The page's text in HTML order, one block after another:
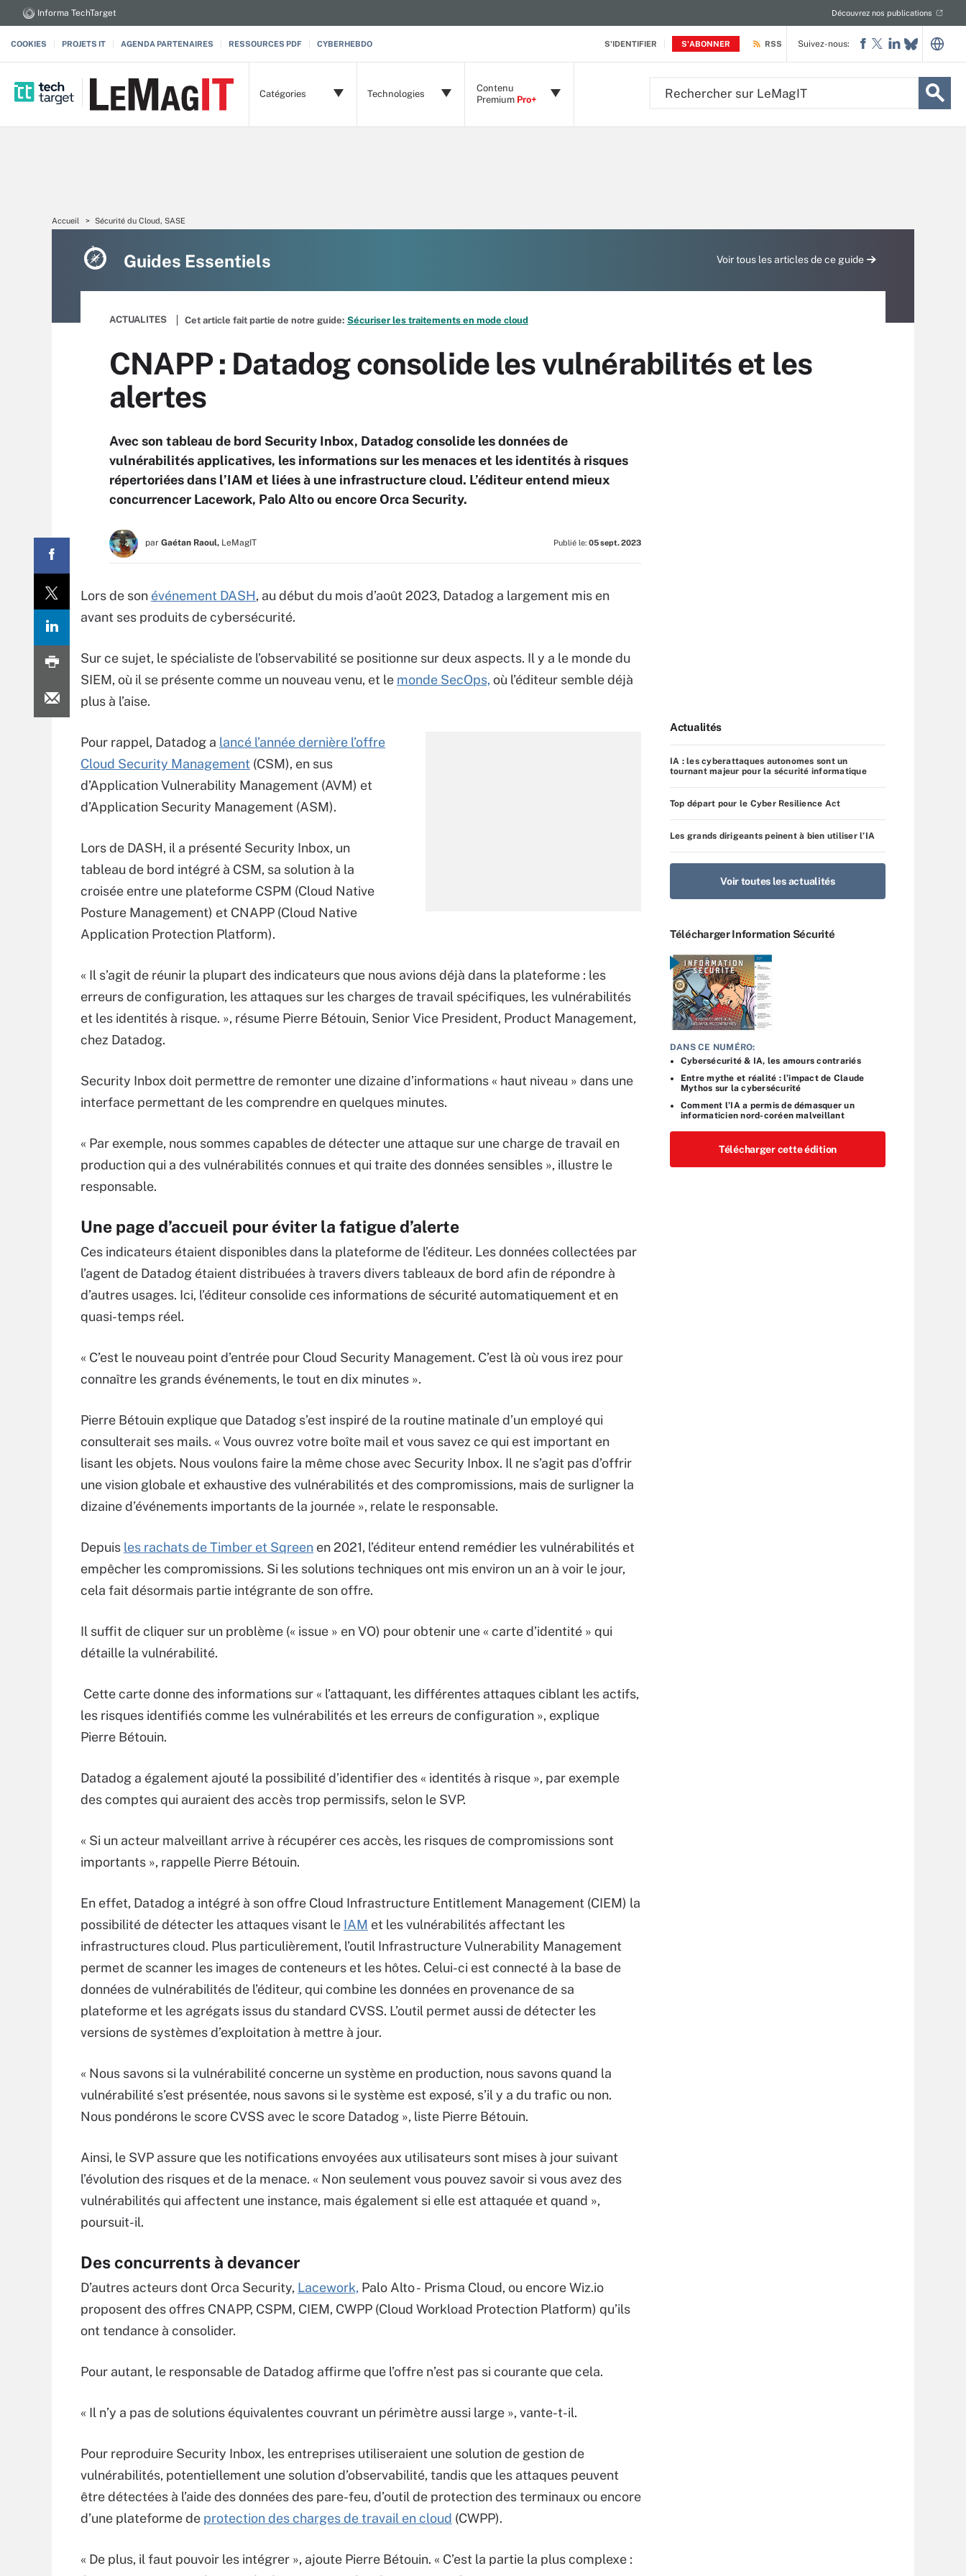
S'IDENTIFIER S'ABONNER
Informa TechTarget Découvrez nos publications
COOKIES PROJETS IT AGENDA PARTENAIRES RESSOURCES PDF CYBERHEBDO RSS
Catégories Technologies
Contenu
Premium Pro+
Suivez-nous:
Accueil Sécurité du Cloud, SASE
Guides Essentiels Voir tous les articles de ce guide
ACTUALITES Cet article fait partie de notre guide: Sécuriser les traitements en mode cloud
CNAPP : Datadog consolide les vulnérabilités et les
alertes
Avec son tableau de bord Security Inbox, Datadog consolide les données de
vulnérabilités applicatives, les informations sur les menaces et les identités à risques
répertoriées dans l’IAM et liées à une infrastructure cloud. L’éditeur entend mieux
concurrencer Lacework, Palo Alto ou encore Orca Security.
par Gaétan Raoul, LeMagIT Publié le: 05 sept. 2023
Lors de son événement DASH, au début du mois d’août 2023, Datadog a largement mis en
avant ses produits de cybersécurité.
Sur ce sujet, le spécialiste de l’observabilité se positionne sur deux aspects. Il y a le monde du
SIEM, où il se présente comme un nouveau venu, et le monde SecOps, où l’éditeur semble déjà
plus à l’aise.
Pour rappel, Datadog a lancé l’année dernière l’offre
Cloud Security Management (CSM), en sus
d’Application Vulnerability Management (AVM) et
d’Application Security Management (ASM).
Lors de DASH, il a présenté Security Inbox, un
tableau de bord intégré à CSM, sa solution à la
croisée entre une plateforme CSPM (Cloud Native
Posture Management) et CNAPP (Cloud Native
Application Protection Platform).
« Il s’agit de réunir la plupart des indicateurs que nous avions déjà dans la plateforme : les
erreurs de configuration, les attaques sur les charges de travail spécifiques, les vulnérabilités
et les identités à risque. », résume Pierre Bétouin, Senior Vice President, Product Management,
chez Datadog.
Security Inbox doit permettre de remonter une dizaine d’informations « haut niveau » dans une
interface permettant de les comprendre en quelques minutes.
« Par exemple, nous sommes capables de détecter une attaque sur une charge de travail en
production qui a des vulnérabilités connues et qui traite des données sensibles », illustre le
responsable.
Une page d’accueil pour éviter la fatigue d’alerte
Ces indicateurs étaient disponibles dans la plateforme de l’éditeur. Les données collectées par
l’agent de Datadog étaient distribuées à travers divers tableaux de bord afin de répondre à
d’autres usages. Ici, l’éditeur consolide ces informations de sécurité automatiquement et en
quasi-temps réel.
« C’est le nouveau point d’entrée pour Cloud Security Management. C’est là où vous irez pour
connaître les grands événements, le tout en dix minutes ».
Pierre Bétouin explique que Datadog s’est inspiré de la routine matinale d’un employé qui
consulterait ses mails. « Vous ouvrez votre boîte mail et vous savez ce qui est important en
lisant les objets. Nous voulons faire la même chose avec Security Inbox. Il ne s’agit pas d’offrir
une vision globale et exhaustive des vulnérabilités et des compromissions, mais de surligner la
dizaine d’événements importants de la journée », relate le responsable.
Depuis les rachats de Timber et Sqreen en 2021, l’éditeur entend remédier les vulnérabilités et
empêcher les compromissions. Si les solutions techniques ont mis environ un an à voir le jour,
cela fait désormais partie intégrante de son offre.
Il suffit de cliquer sur un problème (« issue » en VO) pour obtenir une « carte d’identité » qui
détaille la vulnérabilité.
Cette carte donne des informations sur « l’attaquant, les différentes attaques ciblant les actifs,
les risques identifiés comme les vulnérabilités et les erreurs de configuration », explique
Pierre Bétouin.
Datadog a également ajouté la possibilité d’identifier des « identités à risque », par exemple
des comptes qui auraient des accès trop permissifs, selon le SVP.
« Si un acteur malveillant arrive à récupérer ces accès, les risques de compromissions sont
importants », rappelle Pierre Bétouin.
En effet, Datadog a intégré à son offre Cloud Infrastructure Entitlement Management (CIEM) la
possibilité de détecter les attaques visant le IAM et les vulnérabilités affectant les
infrastructures cloud. Plus particulièrement, l’outil Infrastructure Vulnerability Management
permet de scanner les images de conteneurs et les hôtes. Celui-ci est connecté à la base de
données de vulnérabilités de l’éditeur, qui combine les données en provenance de sa
plateforme et les agrégats issus du standard CVSS. L’outil permet aussi de détecter les
versions de systèmes d’exploitation à mettre à jour.
« Nous savons si la vulnérabilité concerne un système en production, nous savons quand la
vulnérabilité s’est présentée, nous savons si le système est exposé, s’il y a du trafic ou non.
Nous pondérons le score CVSS avec le score Datadog », liste Pierre Bétouin.
Ainsi, le SVP assure que les notifications envoyées aux utilisateurs sont mises à jour suivant
l’évolution des risques et de la menace. « Non seulement vous pouvez savoir si vous avez des
vulnérabilités qui affectent une instance, mais également si elle est attaquée et quand »,
poursuit-il.
Des concurrents à devancer
D’autres acteurs dont Orca Security, Lacework, Palo Alto - Prisma Cloud, ou encore Wiz.io
proposent des offres CNAPP, CSPM, CIEM, CWPP (Cloud Workload Protection Platform) qu’ils
ont tendance à consolider.
Pour autant, le responsable de Datadog affirme que l’offre n’est pas si courante que cela.
« Il n’y a pas de solutions équivalentes couvrant un périmètre aussi large », vante-t-il.
Pour reproduire Security Inbox, les entreprises utiliseraient une solution de gestion de
vulnérabilités, potentiellement une solution d’observabilité, tandis que les attaques peuvent
être détectées à l’aide des données des pare-feu, d’outil de protection des terminaux ou encore
d’une plateforme de protection des charges de travail en cloud (CWPP).
« De plus, il faut pouvoir les intégrer », ajoute Pierre Bétouin. « C’est la partie la plus complexe :
Actualités
IA : les cyberattaques autonomes sont un
tournant majeur pour la sécurité informatique
Top départ pour le Cyber Resilience Act
Les grands dirigeants peinent à bien utiliser l’IA
Voir toutes les actualités
Télécharger Information Sécurité
DANS CE NUMÉRO:
Cybersécurité & IA, les amours contrariés
Entre mythe et réalité : l’impact de Claude
Mythos sur la cybersécurité
Comment l’IA a permis de démasquer un
informaticien nord-coréen malveillant
Télécharger cette édition